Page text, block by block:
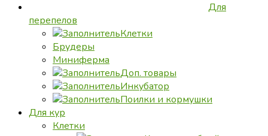
Для
перепелов
Клетки
Брудеры
Миниферма
Доп. товары
Инкубатор
Поилки и кормушки
Для кур
Клетки